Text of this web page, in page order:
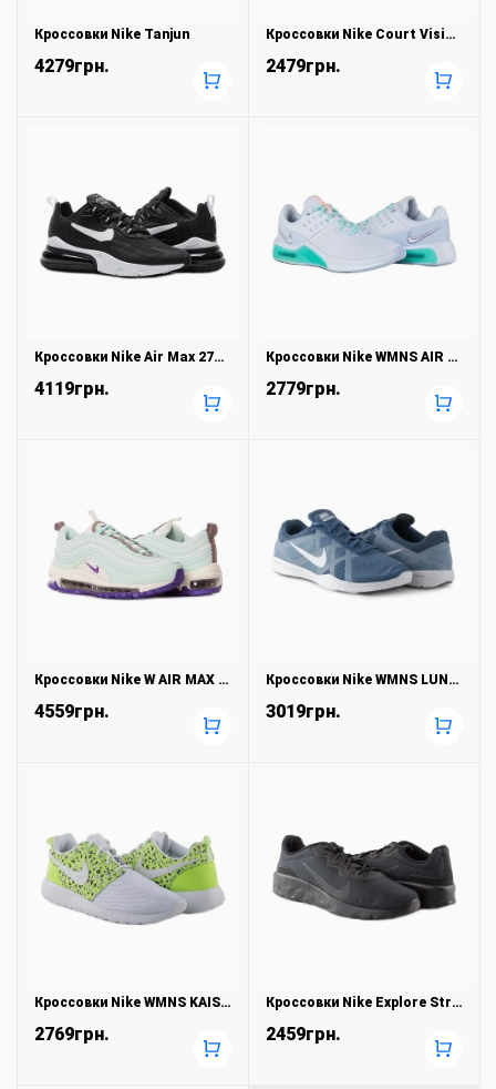
Кроссовки Nike Tanjun
4279грн.
+
Кроссовки Nike Court Vision Low
2479грн.
+
Кроссовки Nike Air Max 270 React
4119грн.
+
Кроссовки Nike WMNS AIR MAX BELLA TR 4
2779грн.
+
Кроссовки Nike W AIR MAX 97
4559грн.
+
Кроссовки Nike WMNS LUNAR LUX TR
3019грн.
+
Кроссовки Nike WMNS KAISHI 2.0
2769грн.
+
Кроссовки Nike Explore Strada
2459грн.
+